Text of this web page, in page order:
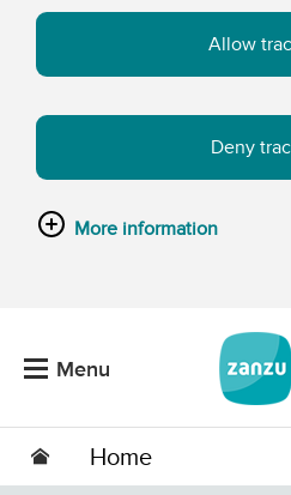
Allow
Deny
More information
Menu
Home